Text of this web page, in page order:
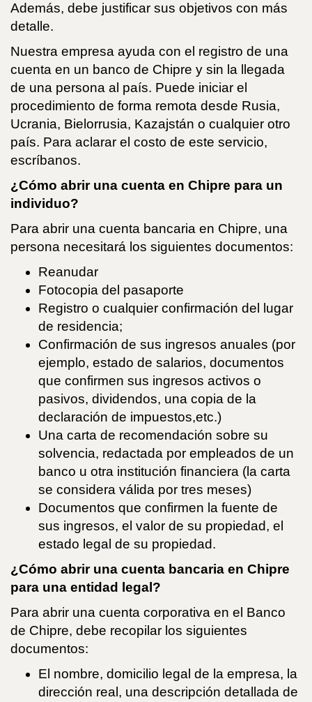
Además, debe justificar sus objetivos con más
detalle.
Nuestra empresa ayuda con el registro de una
cuenta en un banco de Chipre y sin la llegada
de una persona al país. Puede iniciar el
procedimiento de forma remota desde Rusia,
Ucrania, Bielorrusia, Kazajstán o cualquier otro
país. Para aclarar el costo de este servicio,
escríbanos.
¿Cómo abrir una cuenta en Chipre para un
individuo?
Para abrir una cuenta bancaria en Chipre, una
persona necesitará los siguientes documentos:
Reanudar
Fotocopia del pasaporte
Registro o cualquier confirmación del lugar
de residencia;
Confirmación de sus ingresos anuales (por
ejemplo, estado de salarios, documentos
que confirmen sus ingresos activos o
pasivos, dividendos, una copia de la
declaración de impuestos,etc.)
Una carta de recomendación sobre su
solvencia, redactada por empleados de un
banco u otra institución financiera (la carta
se considera válida por tres meses)
Documentos que confirmen la fuente de
sus ingresos, el valor de su propiedad, el
estado legal de su propiedad.
¿Cómo abrir una cuenta bancaria en Chipre
para una entidad legal?
Para abrir una cuenta corporativa en el Banco
de Chipre, debe recopilar los siguientes
documentos:
El nombre, domicilio legal de la empresa, la
dirección real, una descripción detallada de